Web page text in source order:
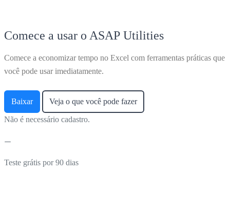
Comece a usar o ASAP Utilities
Comece a economizar tempo no Excel com ferramentas práticas que
você pode usar imediatamente.
Baixar Veja o que você pode fazer
Não é necessário cadastro.
Teste grátis por 90 dias